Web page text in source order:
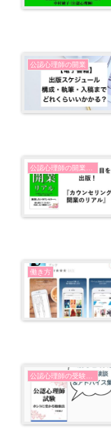
公認心理師の開業
公認心理師の開業とSNSの使い方
働き方